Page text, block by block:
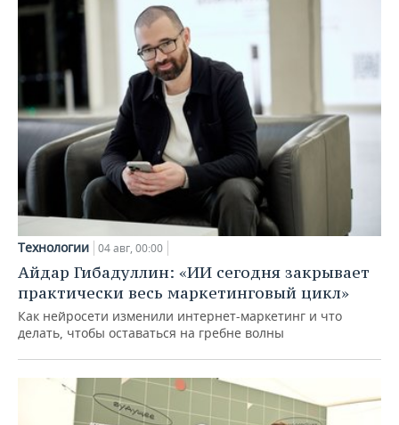
Технологии 04 авг, 00:00
Айдар Гибадуллин: «ИИ сегодня закрывает
практически весь маркетинговый цикл»
Как нейросети изменили интернет-маркетинг и что
делать, чтобы оставаться на гребне волны